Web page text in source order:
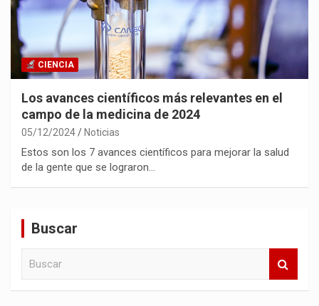
CIENCIA
Los avances científicos más relevantes en el
campo de la medicina de 2024
05/12/2024 Noticias
Estos son los 7 avances científicos para mejorar la salud
de la gente que se lograron…
Buscar